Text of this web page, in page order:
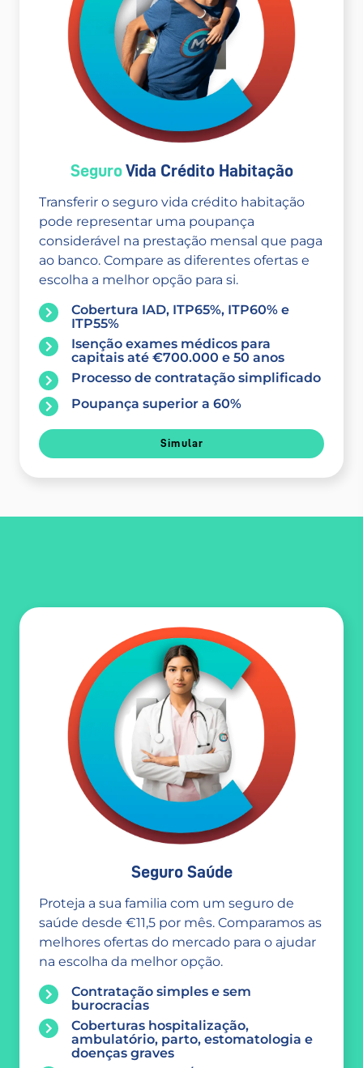
SeguroVida Crédito Habitação
Transferir o seguro vida crédito habitação
pode representar uma poupança
considerável na prestação mensal que paga
ao banco. Compare as diferentes ofertas e
escolha a melhor opção para si.
Cobertura IAD, ITP65%, ITP60% e
ITP55%
Isenção exames médicos para
capitais até €700.000 e 50 anos
Processo de contratação simplificado
Poupança superior a 60%
Simular
Seguro Saúde
Proteja a sua familia com um seguro de
saúde desde €11,5 por mês. Comparamos as
melhores ofertas do mercado para o ajudar
na escolha da melhor opção.
Contratação simples e sem
burocracias
Coberturas hospitalização,
ambulatório, parto, estomatologia e
doenças graves